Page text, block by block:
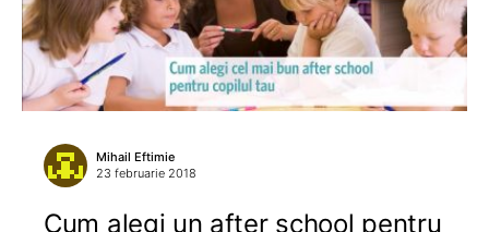
Mihail Eftimie
23 februarie 2018
Cum alegi un after school pentru